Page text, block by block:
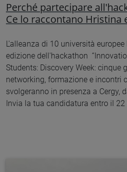
Perché partecipare
Ce lo raccontano Hristina
L'alleanza di 10 università
edizione dell'hackathon
Students: Discovery Week: cinque
networking, formazione e incontri
svolgeranno in presenza a Cergy,
Invia la tua candidatura entro il 22